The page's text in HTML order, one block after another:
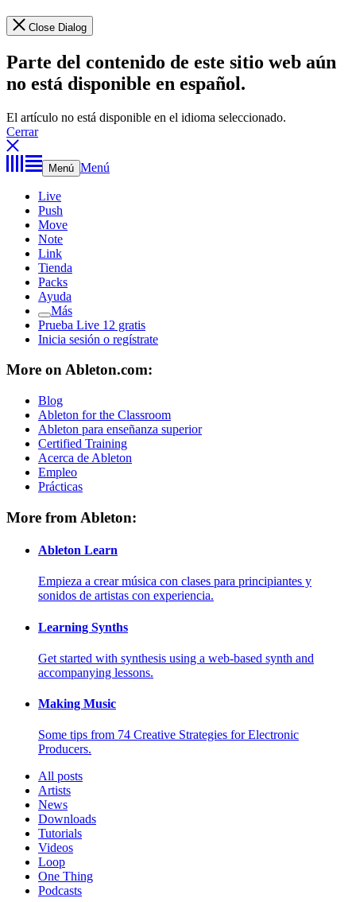
Close Dialog
Parte del contenido de este sitio web aún
no está disponible en español.
El artículo no está disponible en el idioma seleccionado.
Cerrar
Menú Menú
Live
Push
Move
Note
Link
Tienda
Packs
Ayuda
Más
Prueba Live 12 gratis
Inicia sesión o regístrate
More on Ableton.com:
Blog
Ableton for the Classroom
Ableton para enseñanza superior
Certified Training
Acerca de Ableton
Empleo
Prácticas
More from Ableton:
Ableton Learn
Empieza a crear música con clases para principiantes y
sonidos de artistas con experiencia.
Learning Synths
Get started with synthesis using a web-based synth and
accompanying lessons.
Making Music
Some tips from 74 Creative Strategies for Electronic
Producers.
All posts
Artists
News
Downloads
Tutorials
Videos
Loop
One Thing
Podcasts